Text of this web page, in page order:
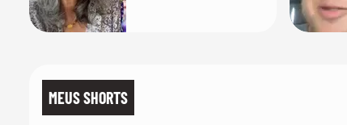
MEUS SHORTS